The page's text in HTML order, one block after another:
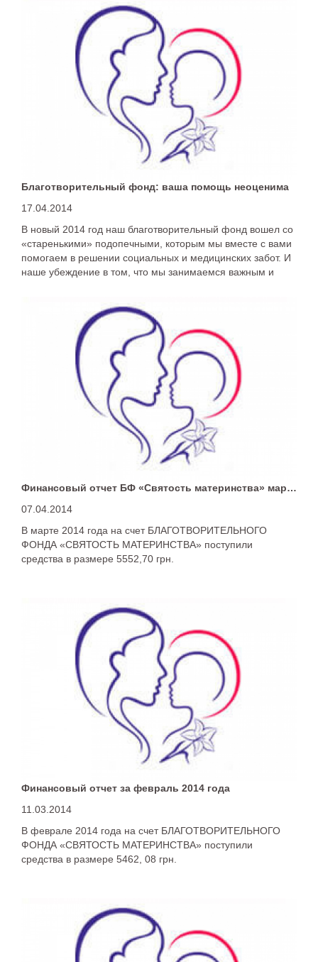
Благотворительный фонд: ваша помощь неоценима
17.04.2014
В новый 2014 год наш благотворительный фонд вошел со
«старенькими» подопечными, которым мы вместе с вами
помогаем в решении социальных и медицинских забот. И
наше убеждение в том, что мы занимаемся важным и
делать все, чтобы оказываемая помощь становилась все
Финансовый отчет БФ «Святость материнства» март 2014 ГОД
07.04.2014
В марте 2014 года на счет БЛАГОТВОРИТЕЛЬНОГО
ФОНДА «СВЯТОСТЬ МАТЕРИНСТВА» поступили
средства в размере 5552,70 грн.
Финансовый отчет за февраль 2014 года
11.03.2014
В феврале 2014 года на счет БЛАГОТВОРИТЕЛЬНОГО
ФОНДА «СВЯТОСТЬ МАТЕРИНСТВА» поступили
средства в размере 5462, 08 грн.